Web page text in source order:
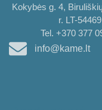
Kokybės g. 4,
r. LT-54469
Tel. +370 377
info@kame.lt